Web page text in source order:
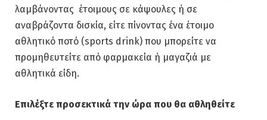
λαμβάνοντας έτοιμους σε κάψουλες ή σε
αναβράζοντα δισκία, είτε πίνοντας ένα έτοιμο
αθλητικό ποτό (sports drink) που μπορείτε να
προμηθευτείτε από φαρμακεία ή μαγαζιά με
αθλητικά είδη.
Επιλέξτε προσεκτικά την ώρα που θα αθληθείτε